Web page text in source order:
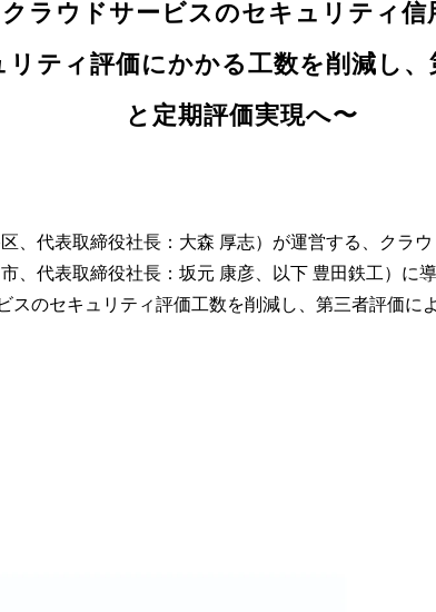
ラウドサービスのセキュリティ
ティ評価にかかる工数を削減し
と定期評価実現へ〜
、代表取締役社長：大森 厚志）が運営する、クラ
、代表取締役社長：坂元 康彦、以下 豊田鉄工）に
スのセキュリティ評価工数を削減し、第三者評価